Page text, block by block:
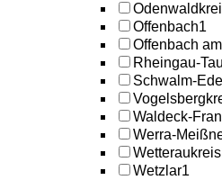
Offenbach1
Offenbach
Rheingau-
Schwalm-
Waldeck-
Werra-
Wetteraukreis
Wetzlar1